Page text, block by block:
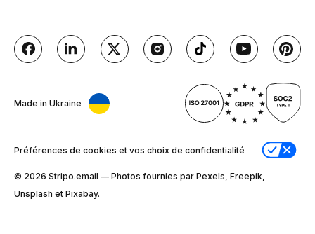
Made in Ukraine
Préférences de cookies et vos choix de confidentialité
© 2026 Stripо.email — Photos fournies par Pexels, Freepik,
Unsplash et Pixabay.